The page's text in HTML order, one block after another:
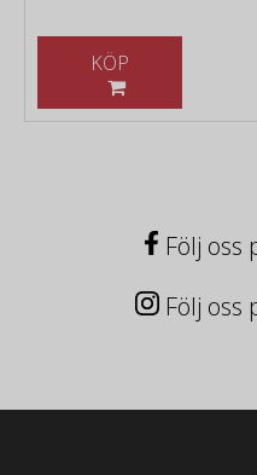
Följ oss
Följ oss